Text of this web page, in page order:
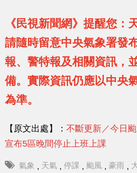
《民視新聞網》提醒您：
請隨時留意中央氣象署發
報、警特報及相關資訊，
備。實際資訊仍應以中央
為準。
【原文出處】： 不斷更新／今日
宣布5區晚間停止上班上課
氣象 , 天氣 , 停課 , 颱風 , 豪雨 ,